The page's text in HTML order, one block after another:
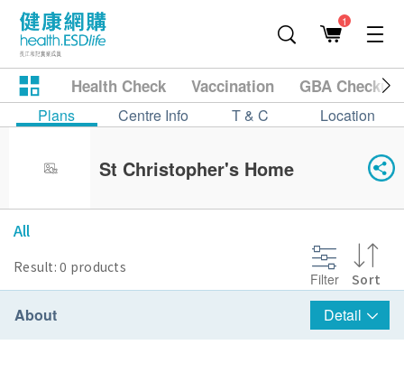
1
Health Check Vaccination GBA
Plans Centre Info T & C Location
St Christopher's Home
All
Result: 0 products
Filter Sort
About Detail